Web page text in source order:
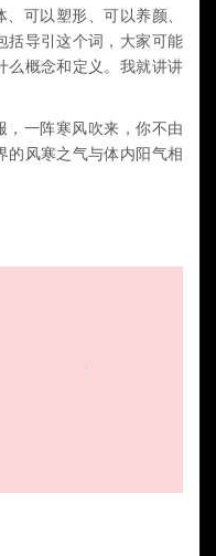
可以塑形、可以养颜、
括导引这个词，大家可能
么概念和定义。我就讲讲
，一阵寒风吹来，你不由
的风寒之气与体内阳气相